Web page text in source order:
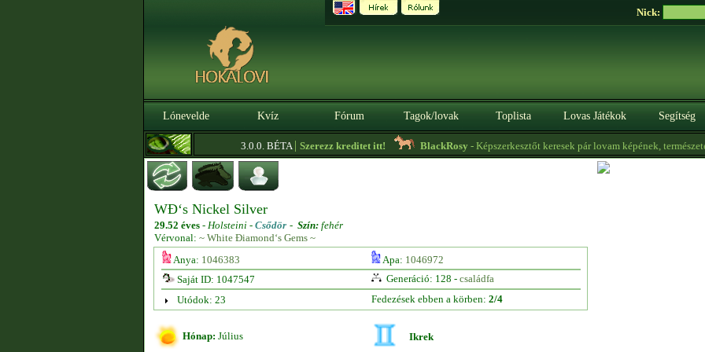
Nick:
Lónevelde Kvíz Fórum Tagok/lovak Toplista Lovas Játékok Segítség
3.0.0. BÉTA|Szerezz kreditet itt! BlackRosy- Képszerkesztőt keresek pár lovam képének,
WĐ‘s Nickel Silver
29.52 éves - Holsteini - Csődör - Szín: fehér
Vérvonal: ~ White Điamond‘s Gems ~
Anya: 1046383 Apa: 1046972
Saját ID: 1047547
Generáció: 128 - családfa
Utódok: 23
Fedezések ebben a körben: 2/4
Hónap: Július Ikrek